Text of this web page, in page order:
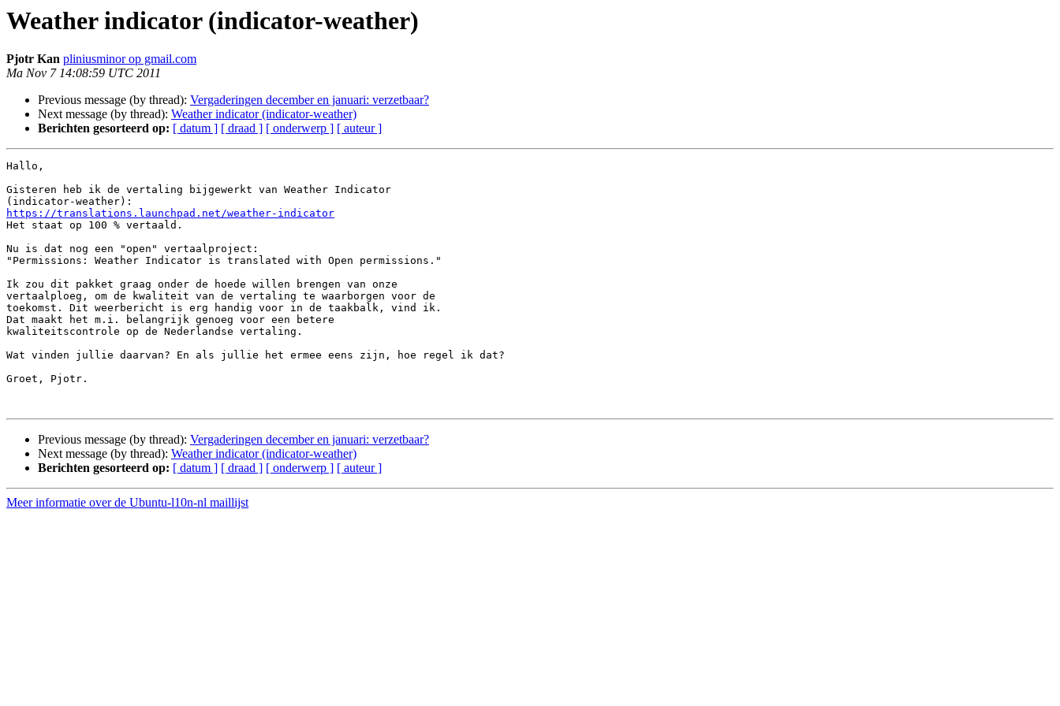
Weather indicator (indicator-weather)
Pjotr Kan pliniusminor op gmail.com
Ma Nov 7 14:08:59 UTC 2011
Previous message (by thread): Vergaderingen december en januari: verzetbaar?
Next message (by thread): Weather indicator (indicator-weather)
Berichten gesorteerd op: [ datum ] [ draad ] [ onderwerp ] [ auteur ]
Hallo,
Gisteren heb ik de vertaling bijgewerkt van Weather Indicator
https://translations.launchpad.net/weather-indicator
Het staat op 100 % vertaald.
Nu is dat nog een "open" vertaalproject:
"Permissions: Weather Indicator is translated with Open permissions."
Ik zou dit pakket graag onder de hoede willen brengen van onze
vertaalploeg, om de kwaliteit van de vertaling te waarborgen voor de
toekomst. Dit weerbericht is erg handig voor in de taakbalk, vind ik.
Dat maakt het m.i. belangrijk genoeg voor een betere
kwaliteitscontrole op de Nederlandse vertaling.
Wat vinden jullie daarvan? En als jullie het ermee eens zijn, hoe regel ik dat?
Groet, Pjotr.
Previous message (by thread): Vergaderingen december en januari: verzetbaar?
Next message (by thread): Weather indicator (indicator-weather)
Berichten gesorteerd op: [ datum ] [ draad ] [ onderwerp ] [ auteur ]
Meer informatie over de Ubuntu-l10n-nl maillijst